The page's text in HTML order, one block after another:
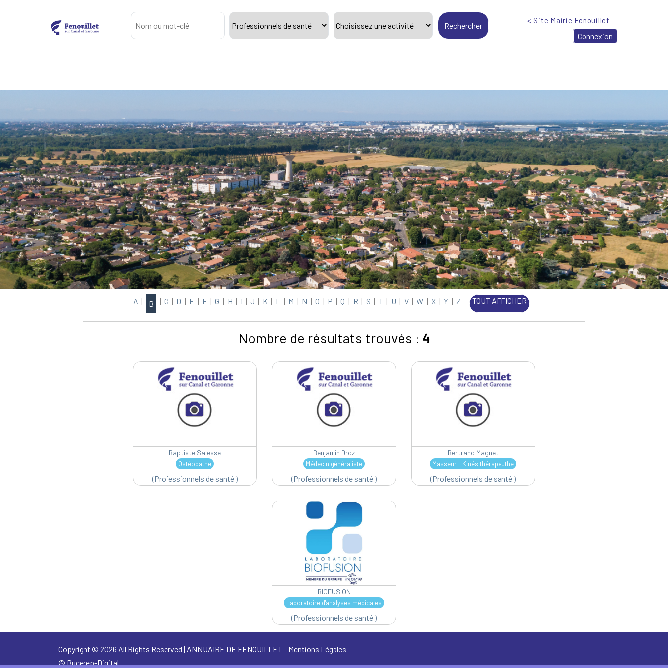
< Site Mairie Fenouillet
Connexion
A | B | C | D | E | F | G | H | I | J | K | L | M | N | O | P | Q | R | S | T | U | V | W | X | Y | Z TOUT AFFICHER
Nombre de résultats trouvés : 4
Baptiste Salesse
Ostéopathe
(Professionnels de santé )
Benjamin Droz
Médecin généraliste
(Professionnels de santé )
Bertrand Magnet
Masseur - Kinésithérapeuthe
(Professionnels de santé )
BIOFUSION
Laboratoire d'analyses médicales
(Professionnels de santé )
Copyright © 2026 All Rights Reserved | ANNUAIRE DE FENOUILLET - Mentions Légales
©Bucerep-Digital